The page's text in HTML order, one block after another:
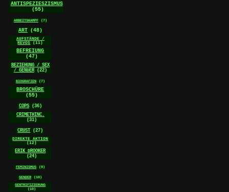
ANTISPEZIESZISMUS
(55)
ARBEITSKAMPF (7)
ART (48)
AUFSTÄNDE /
REVOS
(11)
BEFREIUNG
(47)
BEZIEHUNG / SEX
/ GENDER
(22)
BIOGRAFIEN (7)
BROSCHÜRE
(55)
COPS (36)
CRIMETHINC.
(31)
CRUST (27)
DIREKTE AKTION
(12)
ERIK DROOKER
(24)
FEMINISMUS (9)
GENDER
(10)
GENTRIFIZIERUNG
(10)